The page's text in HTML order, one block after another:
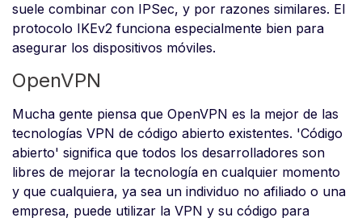
suele combinar con IPSec, y por razones similares. El
protocolo IKEv2 funciona especialmente bien para
asegurar los dispositivos móviles.
OpenVPN
Mucha gente piensa que OpenVPN es la mejor de las
tecnologías VPN de código abierto existentes. 'Código
abierto' significa que todos los desarrolladores son
libres de mejorar la tecnología en cualquier momento
y que cualquiera, ya sea un individuo no afiliado o una
empresa, puede utilizar la VPN y su código para